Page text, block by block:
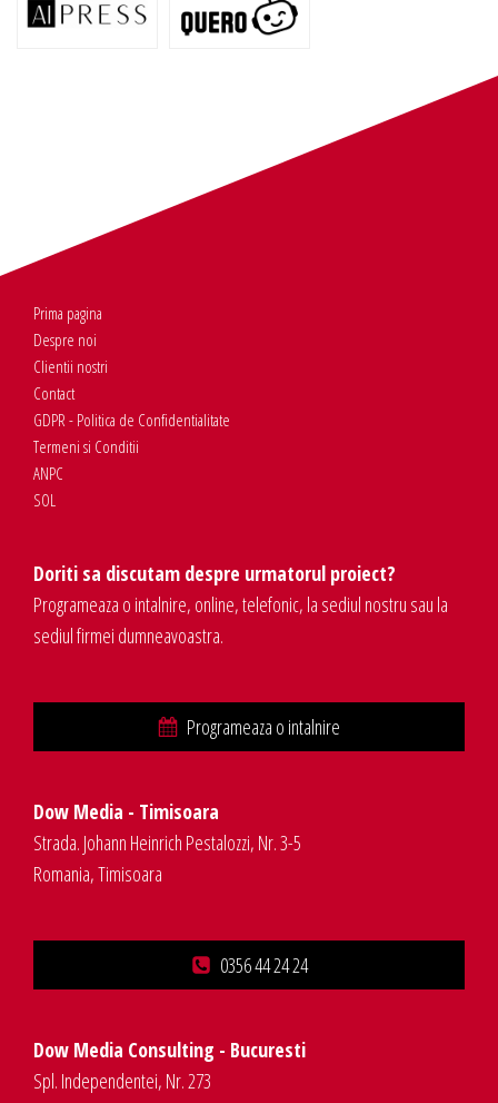
Prima pagina
Despre noi
Clientii nostri
Contact
GDPR - Politica de Confidentialitate
Termeni si Conditii
ANPC
SOL
Doriti sa discutam despre urmatorul proiect?
Programeaza o intalnire, online, telefonic, la sediul nostru sau la
sediul firmei dumneavoastra.
Programeaza o intalnire
Dow Media - Timisoara
Strada. Johann Heinrich Pestalozzi, Nr. 3-5
Romania, Timisoara
0356 44 24 24
Dow Media Consulting - Bucuresti
Spl. Independentei, Nr. 273